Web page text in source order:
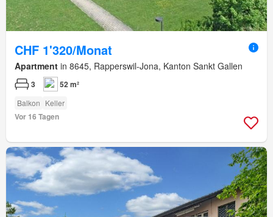
CHF 1'320/Monat
Apartment in 8645, Rapperswil-Jona, Kanton Sankt Gallen
3 52 m²
Balkon Keller
Vor 16 Tagen